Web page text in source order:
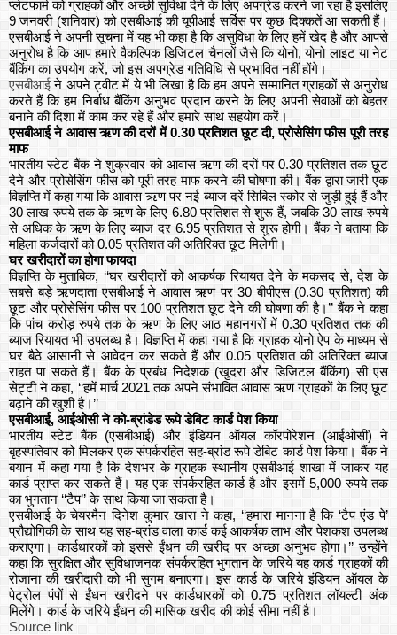
प्लेटफार्म को ग्राहकों और अच्छी सुविधा देने के लिए अपग्रेड करने जा रहा है इसलिए
9 जनवरी (शनिवार) को एसबीआई की यूपीआई सर्विस पर कुछ दिक्कतें आ सकती हैं।
एसबीआई ने अपनी सूचना में यह भी कहा है कि असुविधा के लिए हमें खेद है और आपसे
अनुरोध है कि आप हमारे वैकल्पिक डिजिटल चैनलों जैसे कि योनो, योनो लाइट या नेट
बैंकिंग का उपयोग करें, जो इस अपग्रेड गतिविधि से प्रभावित नहीं होंगे।
एसबीआईने अपने ट्वीट में ये भी लिखा है कि हम अपने सम्मानित ग्राहकों से अनुरोध
करते हैं कि हम निर्बाध बैंकिंग अनुभव प्रदान करने के लिए अपनी सेवाओं को बेहतर
बनाने की दिशा में काम कर रहे हैं और हमारे साथ सहयोग करें।
एसबीआई ने आवास ऋण की दरों में 0.30 प्रतिशत छूट दी, प्रोसेसिंग फीस पूरी तरह
माफ
भारतीय स्टेट बैंक ने शुक्रवार को आवास ऋण की दरों पर 0.30 प्रतिशत तक छूट
देने और प्रोसेसिंग फीस को पूरी तरह माफ करने की घोषणा की। बैंक द्वारा जारी एक
विज्ञप्ति में कहा गया कि आवास ऋण पर नई ब्याज दरें सिबिल स्कोर से जुड़ी हुई हैं और
30 लाख रुपये तक के ऋण के लिए 6.80 प्रतिशत से शुरू हैं, जबकि 30 लाख रुपये
से अधिक के ऋण के लिए ब्याज दर 6.95 प्रतिशत से शुरू होगी। बैंक ने बताया कि
महिला कर्जदारों को 0.05 प्रतिशत की अतिरिक्त छूट मिलेगी।
घर खरीदारों का होगा फायदा
विज्ञप्ति के मुताबिक, ‘‘घर खरीदारों को आकर्षक रियायत देने के मकसद से, देश के
सबसे बड़े ऋणदाता एसबीआई ने आवास ऋण पर 30 बीपीएस (0.30 प्रतिशत) की
छूट और प्रोसेसिंग फीस पर 100 प्रतिशत छूट देने की घोषणा की है।’’ बैंक ने कहा
कि पांच करोड़ रुपये तक के ऋण के लिए आठ महानगरों में 0.30 प्रतिशत तक की
ब्याज रियायत भी उपलब्ध है। विज्ञप्ति में कहा गया है कि ग्राहक योनो ऐप के माध्यम से
घर बैठे आसानी से आवेदन कर सकते हैं और 0.05 प्रतिशत की अतिरिक्त ब्याज
राहत पा सकते हैं। बैंक के प्रबंध निदेशक (खुदरा और डिजिटल बैंकिंग) सी एस
सेट्टी ने कहा, ‘‘हमें मार्च 2021 तक अपने संभावित आवास ऋण ग्राहकों के लिए छूट
बढ़ाने की खुशी है।’’
एसबीआई, आईओसी ने को-ब्रांडेड रूपे डेबिट कार्ड पेश किया
भारतीय स्टेट बैंक (एसबीआई) और इंडियन ऑयल कॉरपोरेशन (आईओसी) ने
बृहस्पतिवार को मिलकर एक संपर्करहित सह-ब्रांड रूपे डेबिट कार्ड पेश किया। बैंक ने
बयान में कहा गया है कि देशभर के ग्राहक स्थानीय एसबीआई शाखा में जाकर यह
कार्ड प्राप्त कर सकते हैं। यह एक संपर्करहित कार्ड है और इसमें 5,000 रुपये तक
का भुगतान ‘‘टैप’’ के साथ किया जा सकता है।
एसबीआई के चेयरमैन दिनेश कुमार खारा ने कहा, ‘‘हमारा मानना है कि ‘टैप एंड पे’
प्रौद्योगिकी के साथ यह सह-ब्रांड वाला कार्ड कई आकर्षक लाभ और पेशकश उपलब्ध
कराएगा। कार्डधारकों को इससे ईंधन की खरीद पर अच्छा अनुभव होगा।’’ उन्होंने
कहा कि सुरक्षित और सुविधाजनक संपर्करहित भुगतान के जरिये यह कार्ड ग्राहकों की
रोजाना की खरीदारी को भी सुगम बनाएगा। इस कार्ड के जरिये इंडियन ऑयल के
पेट्रोल पंपों से ईंधन खरीदने पर कार्डधारकों को 0.75 प्रतिशत लॉयल्टी अंक
मिलेंगे। कार्ड के जरिये ईंधन की मासिक खरीद की कोई सीमा नहीं है।
Source link